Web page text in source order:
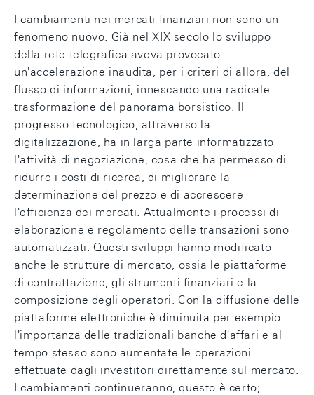
I cambiamenti nei mercati finanziari non sono un
fenomeno nuovo. Già nel XIX secolo lo sviluppo
della rete telegrafica aveva provocato
un'accelerazione inaudita, per i criteri di allora, del
flusso di informazioni, innescando una radicale
trasformazione del panorama borsistico. Il
progresso tecnologico, attraverso la
digitalizzazione, ha in larga parte informatizzato
l'attività di negoziazione, cosa che ha permesso di
ridurre i costi di ricerca, di migliorare la
determinazione del prezzo e di accrescere
l'efficienza dei mercati. Attualmente i processi di
elaborazione e regolamento delle transazioni sono
automatizzati. Questi sviluppi hanno modificato
anche le strutture di mercato, ossia le piattaforme
di contrattazione, gli strumenti finanziari e la
composizione degli operatori. Con la diffusione delle
piattaforme elettroniche è diminuita per esempio
l'importanza delle tradizionali banche d'affari e al
tempo stesso sono aumentate le operazioni
effettuate dagli investitori direttamente sul mercato.
I cambiamenti continueranno, questo è certo;